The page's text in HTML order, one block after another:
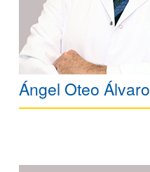
Ángel Oteo Álvaro